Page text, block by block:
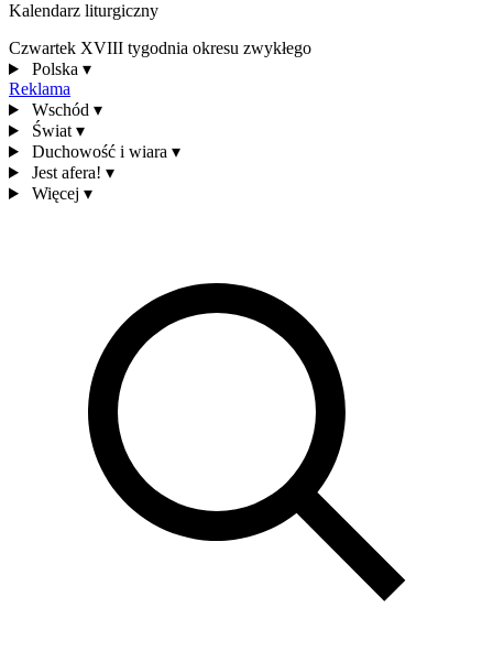
Kalendarz liturgiczny
Czwartek XVIII tygodnia okresu zwykłego
Polska ▾
Reklama
Wschód ▾
Świat ▾
Duchowość i wiara ▾
Jest afera! ▾
Więcej ▾